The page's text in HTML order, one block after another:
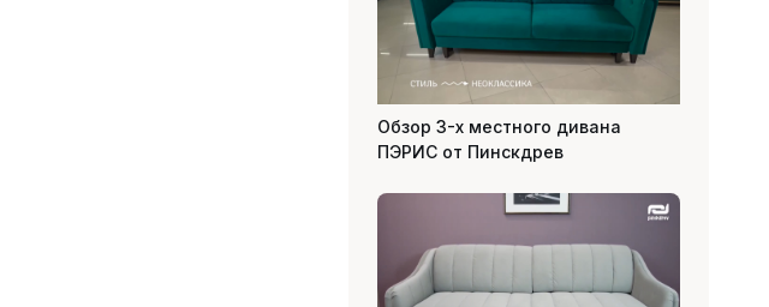
Обзор 3-х местного дивана
ПЭРИС от Пинскдрев